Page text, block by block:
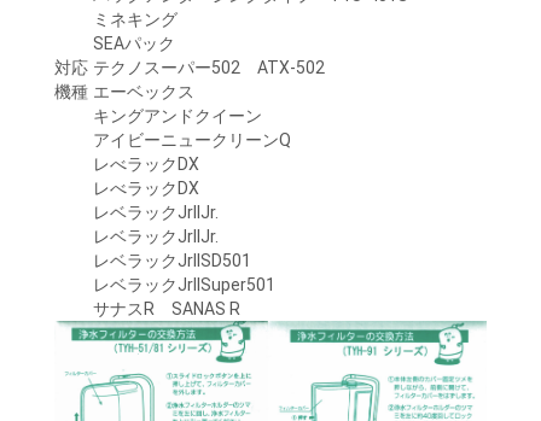
対応
機種
ミネキング
SEAパック
テクノスーパー502 ATX-502
エーベックス
キングアンドクイーン
アイビーニュークリーンQ
レべラックDX
レべラックDX
レベラックJrIIJr.
レベラックJrIIJr.
レベラックJrIISD501
レベラックJrIISuper501
サナスR SANAS R